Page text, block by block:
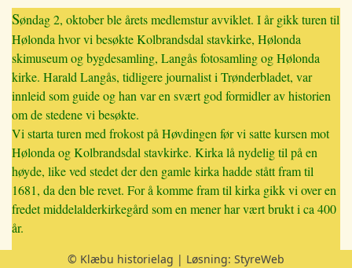
Søndag 2, oktober ble årets medlemstur avviklet. I år gikk turen til
Hølonda hvor vi besøkte Kolbrandsdal stavkirke, Hølonda
skimuseum og bygdesamling, Langås fotosamling og Hølonda
kirke. Harald Langås, tidligere journalist i Trønderbladet, var
innleid som guide og han var en svært god formidler av historien
om de stedene vi besøkte.
Vi starta turen med frokost på Høvdingen før vi satte kursen mot
Hølonda og Kolbrandsdal stavkirke. Kirka lå nydelig til på en
høyde, like ved stedet der den gamle kirka hadde stått fram til
1681, da den ble revet. For å komme fram til kirka gikk vi over en
fredet middelalderkirkegård som en mener har vært brukt i ca 400
år.
© Klæbu historielag | Løsning: StyreWeb